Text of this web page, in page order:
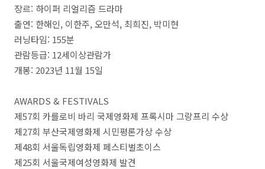
장르: 하이퍼 리얼리즘 드라마
출연: 한해인, 이한주, 오만석, 최희진, 박미현
러닝타임: 155분
관람등급: 12세이상관람가
개봉: 2023년 11월 15일
AWARDS & FESTIVALS
제57회 카를로비 바리 국제영화제 프록시마 그랑프리 수상
제27회 부산국제영화제 시민평론가상 수상
제48회 서울독립영화제 페스티벌초이스
제25회 서울국제여성영화제 발견